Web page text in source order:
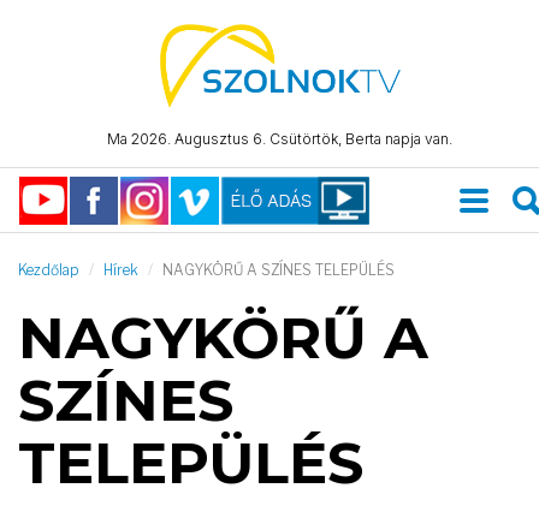
Ma 2026. Augusztus 6. Csütörtök, Berta napja van.
Kezdőlap Hírek NAGYKÖRŰ A SZÍNES TELEPÜLÉS
NAGYKÖRŰ A
SZÍNES
TELEPÜLÉS